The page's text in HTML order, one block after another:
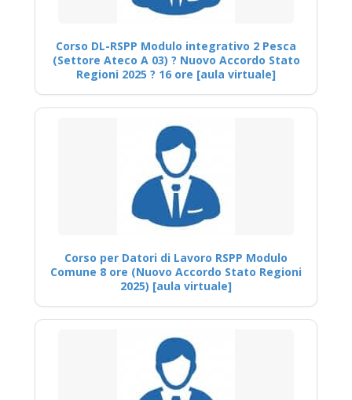
Corso DL-RSPP Modulo integrativo 2 Pesca
(Settore Ateco A 03) ? Nuovo Accordo Stato
Regioni 2025 ? 16 ore [aula virtuale]
Corso per Datori di Lavoro RSPP Modulo
Comune 8 ore (Nuovo Accordo Stato Regioni
2025) [aula virtuale]